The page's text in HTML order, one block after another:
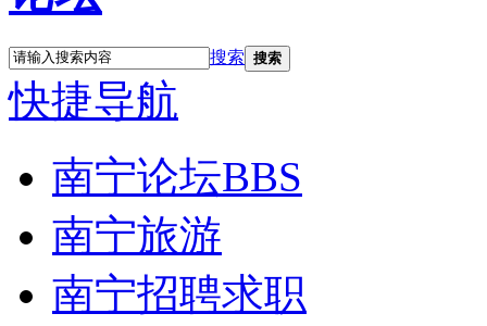
搜索 搜索
快捷导航
南宁论坛BBS
南宁旅游
南宁招聘求职